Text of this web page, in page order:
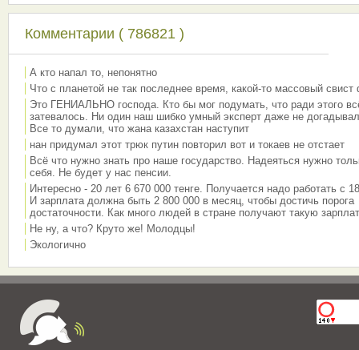
Комментарии ( 786821 )
А кто напал то, непонятно
Что с планетой не так последнее время, какой-то массовый свист
Это ГЕНИАЛЬНО господа. Кто бы мог подумать, что ради этого
затевалось. Ни один наш шибко умный эксперт даже не
Все то думали, что жана казахстан наступит
нан придумал этот трюк путин повторил вот и токаев не отстает
Всё что нужно знать про наше государство. Надеяться нужно
себя. Не будет у нас пенсии.
Интересно - 20 лет 6 670 000 тенге. Получается надо работать с
И зарплата должна быть 2 800 000 в месяц, чтобы достичь порога
достаточности. Как много людей в стране получают такую
Не ну, а что? Круто же! Молодцы!
Экологично